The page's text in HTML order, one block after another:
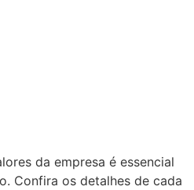
da empresa é essencial
Confira os detalhes de cada